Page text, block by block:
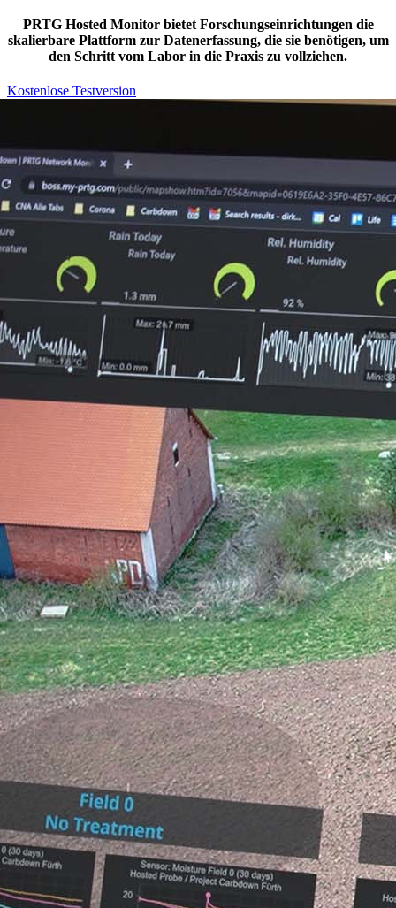
PRTG Hosted Monitor bietet Forschungseinrichtungen die
skalierbare Plattform zur Datenerfassung, die sie benötigen, um
den Schritt vom Labor in die Praxis zu vollziehen.
Kostenlose Testversion